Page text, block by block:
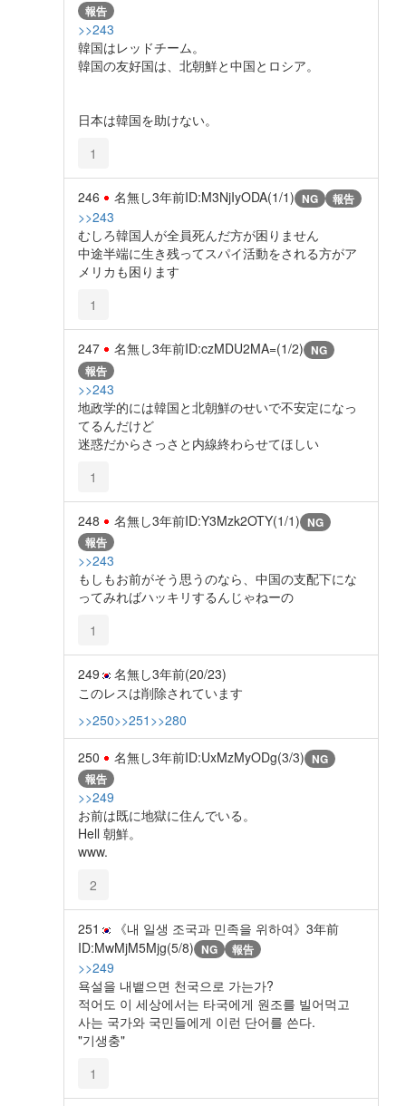
報告
>>243
韓国はレッドチーム。
韓国の友好国は、北朝鮮と中国とロシア。
日本は韓国を助けない。
1
246 名無し3年前ID:M3NjIyODA(1/1) NG 報告
>>243
むしろ韓国人が全員死んだ方が困りません
中途半端に生き残ってスパイ活動をされる方がア
メリカも困ります
1
247 名無し3年前ID:czMDU2MA=(1/2) NG
報告
>>243
地政学的には韓国と北朝鮮のせいで不安定になっ
てるんだけど
迷惑だからさっさと内線終わらせてほしい
1
248 名無し3年前ID:Y3Mzk2OTY(1/1) NG
報告
>>243
もしもお前がそう思うのなら、中国の支配下にな
ってみればハッキリするんじゃねーの
1
249 名無し3年前(20/23)
このレスは削除されています
>>250>>251 >>280
250 名無し3年前ID:UxMzMyODg(3/3) NG
報告
>>249
お前は既に地獄に住んでいる。
Hell 朝鮮。
www.
2
251 《내 일생 조국과 민족을 위하여》 3年前
ID:MwMjM5Mjg(5/8) NG 報告
>>249
욕설을 내뱉으면 천국으로 가는가?
적어도 이 세상에서는 타국에게 원조를 빌어먹고
사는 국가와 국민들에게 이런 단어를 쓴다.
"기생충"
1